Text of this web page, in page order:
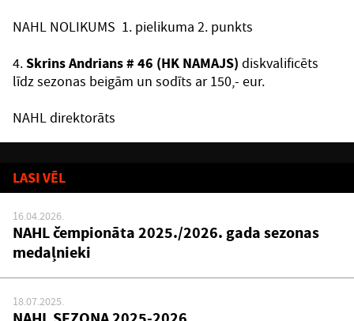
NAHL NOLIKUMS 1. pielikuma 2. punkts
4.Skrins Andrians # 46 (HK NAMAJS) diskvalificēts
līdz sezonas beigām un sodīts ar 150,- eur.
NAHL direktorāts
LASI VĒL
16.04.2026.
NAHL čempionāta 2025./2026. gada sezonas
medaļnieki
18.07.2025.